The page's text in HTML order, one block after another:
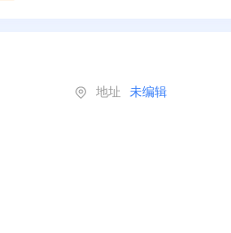
地址 未编辑